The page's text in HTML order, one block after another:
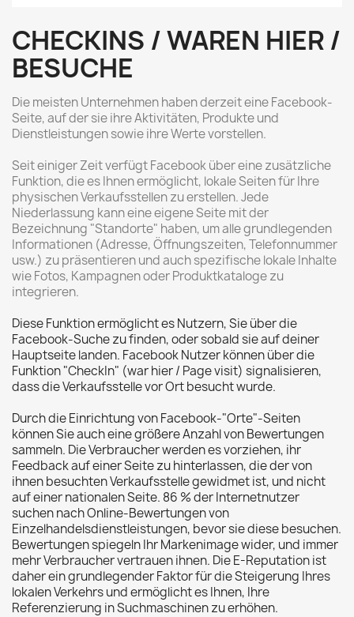
CHECKINS / WAREN HIER /
BESUCHE
Die meisten Unternehmen haben derzeit eine Facebook-
Seite, auf der sie ihre Aktivitäten, Produkte und
Dienstleistungen sowie ihre Werte vorstellen.
Seit einiger Zeit verfügt Facebook über eine zusätzliche
Funktion, die es Ihnen ermöglicht, lokale Seiten für Ihre
physischen Verkaufsstellen zu erstellen. Jede
Niederlassung kann eine eigene Seite mit der
Bezeichnung "Standorte" haben, um alle grundlegenden
Informationen (Adresse, Öffnungszeiten, Telefonnummer
usw.) zu präsentieren und auch spezifische lokale Inhalte
wie Fotos, Kampagnen oder Produktkataloge zu
integrieren.
Diese Funktion ermöglicht es Nutzern, Sie über die
Facebook-Suche zu finden, oder sobald sie auf deiner
Hauptseite landen. Facebook Nutzer können über die
Funktion "CheckIn" (war hier / Page visit) signalisieren,
dass die Verkaufsstelle vor Ort besucht wurde.
Durch die Einrichtung von Facebook-"Orte"-Seiten
können Sie auch eine größere Anzahl von Bewertungen
sammeln. Die Verbraucher werden es vorziehen, ihr
Feedback auf einer Seite zu hinterlassen, die der von
ihnen besuchten Verkaufsstelle gewidmet ist, und nicht
auf einer nationalen Seite. 86 % der Internetnutzer
suchen nach Online-Bewertungen von
Einzelhandelsdienstleistungen, bevor sie diese besuchen.
Bewertungen spiegeln Ihr Markenimage wider, und immer
mehr Verbraucher vertrauen ihnen. Die E-Reputation ist
daher ein grundlegender Faktor für die Steigerung Ihres
lokalen Verkehrs und ermöglicht es Ihnen, Ihre
Referenzierung in Suchmaschinen zu erhöhen.